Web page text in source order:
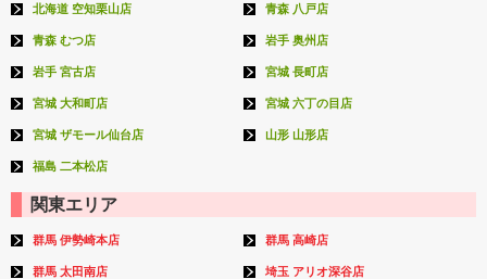
北海道 空知栗山店 青森 八戸店
青森 むつ店 岩手 奥州店
岩手 宮古店 宮城 長町店
宮城 大和町店 宮城 六丁の目店
宮城 ザモール仙台店 山形 山形店
福島 二本松店
関東エリア
群馬 伊勢崎本店 群馬 高崎店
群馬 太田南店 埼玉 アリオ深谷店